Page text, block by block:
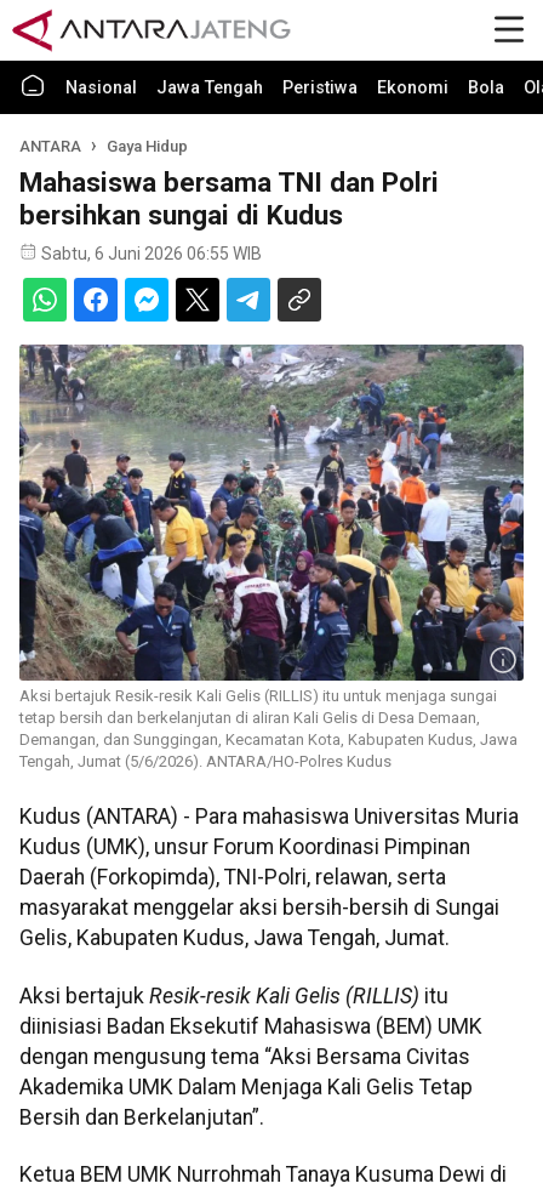
Nasional Jawa Tengah Peristiwa Ekonomi Bola
ANTARA Gaya Hidup
Mahasiswa bersama TNI dan Polri
bersihkan sungai di Kudus
Sabtu, 6 Juni 2026 06:55 WIB
Aksi bertajuk Resik-resik Kali Gelis (RILLIS) itu untuk menjaga sungai
tetap bersih dan berkelanjutan di aliran Kali Gelis di Desa Demaan,
Demangan, dan Sunggingan, Kecamatan Kota, Kabupaten Kudus, Jawa
Tengah, Jumat (5/6/2026). ANTARA/HO-Polres Kudus
Kudus (ANTARA) - Para mahasiswa Universitas Muria
Kudus (UMK), unsur Forum Koordinasi Pimpinan
Daerah (Forkopimda), TNI-Polri, relawan, serta
masyarakat menggelar aksi bersih-bersih di Sungai
Gelis, Kabupaten Kudus, Jawa Tengah, Jumat.
Aksi bertajuk Resik-resik Kali Gelis (RILLIS) itu
diinisiasi Badan Eksekutif Mahasiswa (BEM) UMK
dengan mengusung tema “Aksi Bersama Civitas
Akademika UMK Dalam Menjaga Kali Gelis Tetap
Bersih dan Berkelanjutan”.
Ketua BEM UMK Nurrohmah Tanaya Kusuma Dewi di